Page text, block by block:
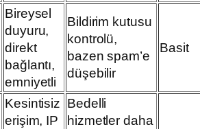
Bireysel
duyuru,
direkt
bağlantı,
emniyetli
Bildirim kutusu
kontrolü,
bazen spam’e
düşebilir
Basit
Kesintisiz
erişim, IP
Bedelli
hizmetler daha